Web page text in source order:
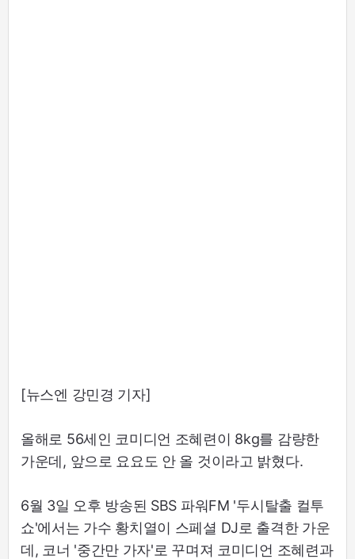
[뉴스엔 강민경 기자]
올해로 56세인 코미디언 조혜련이 8kg를 감량한
가운데, 앞으로 요요도 안 올 것이라고 밝혔다.
6월 3일 오후 방송된 SBS 파워FM '두시탈출 컬투
쇼'에서는 가수 황치열이 스페셜 DJ로 출격한 가운
데, 코너 '중간만 가자'로 꾸며져 코미디언 조혜련과